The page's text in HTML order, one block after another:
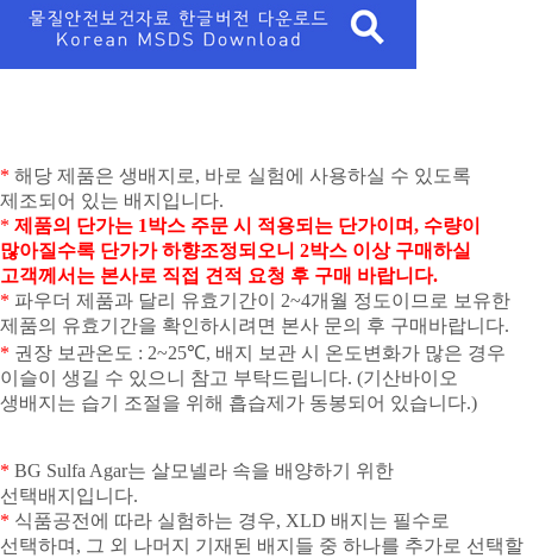
* 해당 제품은 생배지로, 바로 실험에 사용하실 수 있도록
제조되어 있는 배지입니다.
* 제품의 단가는 1박스 주문 시 적용되는 단가이며, 수량이
많아질수록 단가가 하향조정되오니 2박스 이상 구매하실
고객께서는 본사로 직접 견적 요청 후 구매 바랍니다.
* 파우더 제품과 달리 유효기간이 2~4개월 정도이므로 보유한
제품의 유효기간을 확인하시려면 본사 문의 후 구매바랍니다.
* 권장 보관온도 : 2~25℃, 배지 보관 시 온도변화가 많은 경우
이슬이 생길 수 있으니 참고 부탁드립니다. (기산바이오
생배지는 습기 조절을 위해 흡습제가 동봉되어 있습니다.)
* BG Sulfa Agar는 살모넬라 속을 배양하기 위한
선택배지입니다.
* 식품공전에 따라 실험하는 경우, XLD 배지는 필수로
선택하며 , 그 외 나머지 기재된 배지들 중 하나를 추가로 선택할